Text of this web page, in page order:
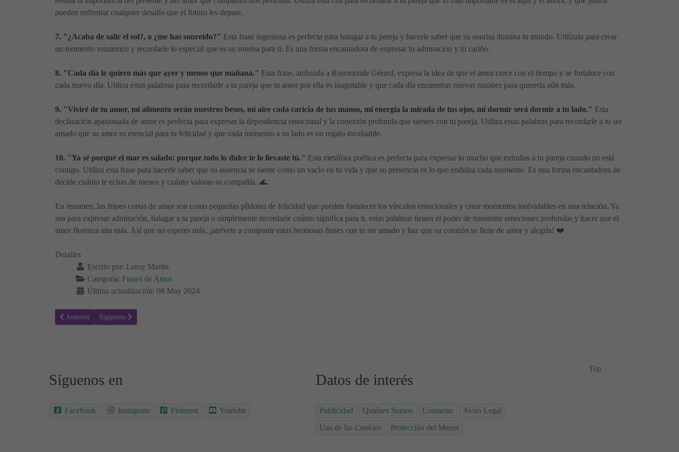
pueden enfrentar cualquier desafío que el futuro les depare.
7. "¿Acaba de salir el sol?, o ¿me has sonreído?" Esta frase ingeniosa es perfecta para halagar a tu pareja y hacerle saber que su sonrisa ilumina tu mundo. Utilízala para crear
un momento romántico y recordarle lo especial que es su sonrisa para ti. Es una forma encantadora de expresar tu admiración y tu cariño.
8. "Cada día le quiero más que ayer y menos que mañana." Esta frase, atribuida a Rosemonde Gérard, expresa la idea de que el amor crece con el tiempo y se fortalece con
cada nuevo día. Utiliza estas palabras para recordarle a tu pareja que tu amor por ella es inagotable y que cada día encuentras nuevas razones para quererla aún más.
9. "Viviré de tu amor, mi alimento serán nuestros besos, mi aire cada caricia de tus manos, mi energía la mirada de tus ojos, mi dormir será dormir a tu lado." Esta
declaración apasionada de amor es perfecta para expresar la dependencia emocional y la conexión profunda que sientes con tu pareja. Utiliza estas palabras para recordarle a tu ser
amado que su amor es esencial para tu felicidad y que cada momento a su lado es un regalo invaluable.
10. "Ya sé porqué el mar es salado: porque todo lo dulce te lo llevaste tú." Esta metáfora poética es perfecta para expresar lo mucho que extrañas a tu pareja cuando no está
contigo. Utiliza esta frase para hacerle saber que su ausencia se siente como un vacío en tu vida y que su presencia es lo que endulza cada momento. Es una forma encantadora de
decirle cuánto le echas de menos y cuánto valoras su compañía. 🌊
En resumen, las frases cortas de amor son como pequeñas píldoras de felicidad que pueden fortalecer los vínculos emocionales y crear momentos inolvidables en una relación. Ya
sea para expresar admiración, halagar a tu pareja o simplemente recordarle cuánto significa para ti, estas palabras tienen el poder de transmitir emociones profundas y hacer que el
amor florezca aún más. Así que no esperes más, ¡atrévete a compartir estas hermosas frases con tu ser amado y haz que su corazón se llene de amor y alegría! ❤️
Detalles
Escrito por: Leroy Martín
Categoría: Frases de Amor
Última actualización: 08 May 2024
Artículo anterior: Romance en Palabras: Frases Cortas que Despiertan Sentimientos 🧡
Anterior Artículo siguiente: Palabras que Enamoran: Frases Cortas para el Alma 🧡🧡🧡
Siguiente
Síguenos en
Facebook Instagram Pinterest Youtube
Datos de interés
Publicidad Quiénes Somos Contactar
Aviso Legal
Uso de las Cookies
Protección del Menor
Top